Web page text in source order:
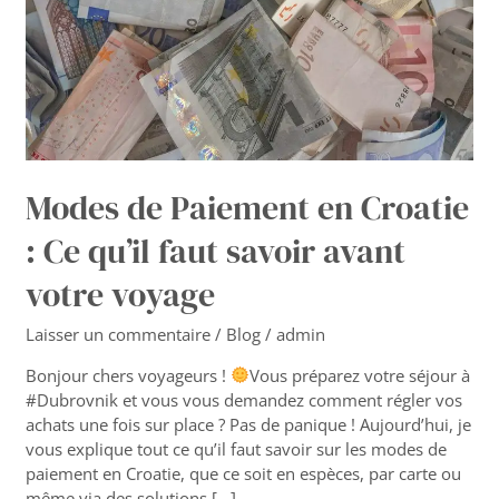
Modes de Paiement en Croatie
: Ce qu’il faut savoir avant
votre voyage
Laisser un commentaire / Blog /admin
Bonjour chers voyageurs !
Vous préparez votre séjour à
#Dubrovnik et vous vous demandez comment régler vos
achats une fois sur place ? Pas de panique ! Aujourd’hui, je
vous explique tout ce qu’il faut savoir sur les modes de
paiement en Croatie, que ce soit en espèces, par carte ou
qu’il
faut
savoir
avant
votre
voyage